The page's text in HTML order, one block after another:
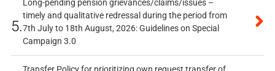
5.
Long-pending pension grievances/claims/issues –
timely and qualitative redressal during the period from
7th July to 18th August, 2026: Guidelines on Special
Campaign 3.0